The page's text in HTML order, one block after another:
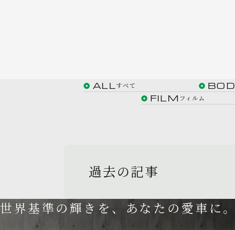
ALLすべて
FILM フィルム
過去の記事
世界基準の輝きを、あなたの愛車に。